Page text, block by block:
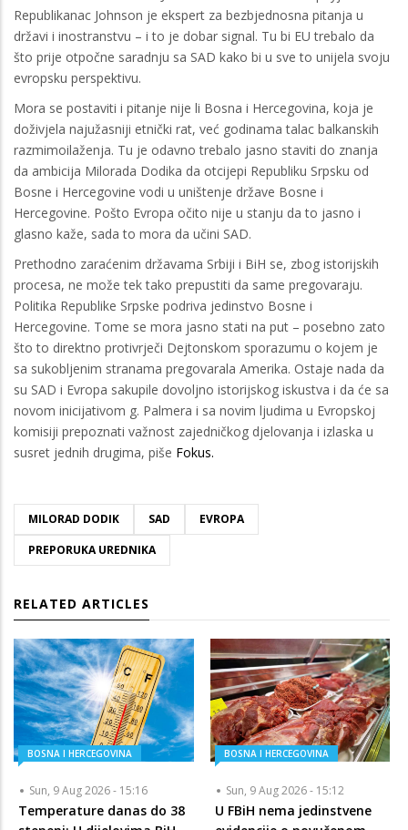
Republikanac Johnson je ekspert za bezbjednosna pitanja u
državi i inostranstvu – i to je dobar signal. Tu bi EU trebalo da
što prije otpočne saradnju sa SAD kako bi u sve to unijela svoju
evropsku perspektivu.
Mora se postaviti i pitanje nije li Bosna i Hercegovina, koja je
doživjela najužasniji etnički rat, već godinama talac balkanskih
razmimoilaženja. Tu je odavno trebalo jasno staviti do znanja
da ambicija Milorada Dodika da otcijepi Republiku Srpsku od
Bosne i Hercegovine vodi u uništenje države Bosne i
Hercegovine. Pošto Evropa očito nije u stanju da to jasno i
glasno kaže, sada to mora da učini SAD.
Prethodno zaraćenim državama Srbiji i BiH se, zbog istorijskih
procesa, ne može tek tako prepustiti da same pregovaraju.
Politika Republike Srpske podriva jedinstvo Bosne i
Hercegovine. Tome se mora jasno stati na put – posebno zato
što to direktno protivrječi Dejtonskom sporazumu o kojem je
sa sukobljenim stranama pregovarala Amerika. Ostaje nada da
su SAD i Evropa sakupile dovoljno istorijskog iskustva i da će sa
novom inicijativom g. Palmera i sa novim ljudima u Evropskoj
komisiji prepoznati važnost zajedničkog djelovanja i izlaska u
susret jednih drugima, piše Fokus.
MILORAD DODIK SAD
EVROPA
PREPORUKA UREDNIKA
RELATED ARTICLES
BOSNA I HERCEGOVINA
Sun, 9 Aug 2026 - 15:16
Temperature danas do 38
BOSNA I HERCEGOVINA
Sun, 9 Aug 2026 - 15:12
U FBiH nema jedinstvene